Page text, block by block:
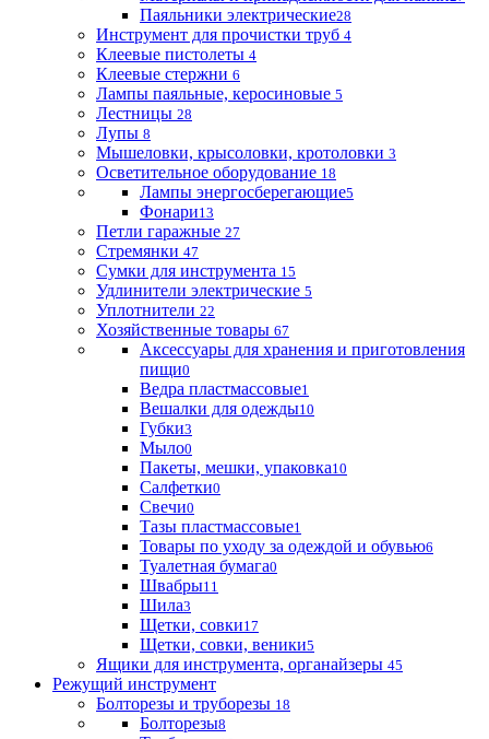
Паяльники электрические28
Инструмент для прочистки труб 4
Клеевые пистолеты 4
Клеевые стержни 6
Лампы паяльные, керосиновые 5
Лестницы 28
Лупы 8
Мышеловки, крысоловки, кротоловки 3
Осветительное оборудование 18
Лампы энергосберегающие5
Фонари13
Петли гаражные 27
Стремянки 47
Сумки для инструмента 15
Удлинители электрические 5
Уплотнители 22
Хозяйственные товары 67
Аксессуары для хранения и приготовления
пищи0
Ведра пластмассовые1
Вешалки для одежды10
Губки3
Мыло0
Пакеты, мешки, упаковка10
Салфетки0
Свечи0
Тазы пластмассовые1
Товары по уходу за одеждой и обувью6
Туалетная бумага0
Швабры11
Шила3
Щетки, совки17
Щетки, совки, веники5
Ящики для инструмента, органайзеры 45
Режущий инструмент
Болторезы и труборезы 18
Болторезы8